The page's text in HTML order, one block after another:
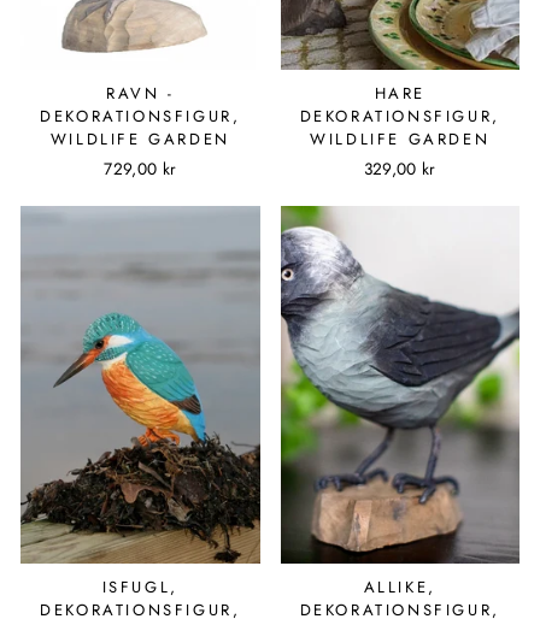
RAVN -
DEKORATIONSFIGUR,
WILDLIFE GARDEN
729,00 kr
HARE
DEKORATIONSFIGUR,
WILDLIFE GARDEN
329,00 kr
ISFUGL,
DEKORATIONSFIGUR,
ALLIKE,
DEKORATIONSFIGUR,